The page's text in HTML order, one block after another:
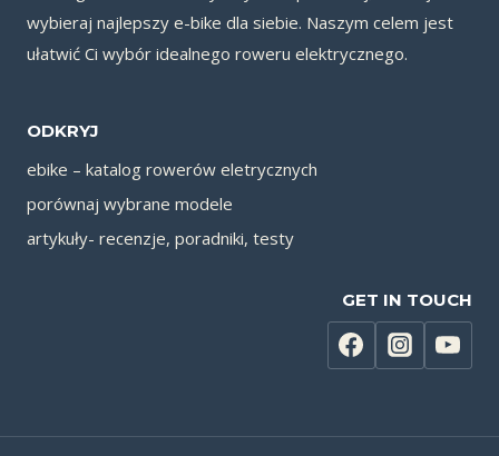
wybieraj najlepszy e-bike dla siebie. Naszym celem jest
ułatwić Ci wybór idealnego roweru elektrycznego.
ODKRYJ
ebike – katalog rowerów eletrycznych
porównaj wybrane modele
artykuły- recenzje, poradniki, testy
GET IN TOUCH